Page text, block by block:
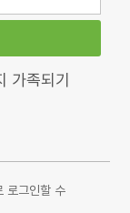
가족되기
로그인할 수